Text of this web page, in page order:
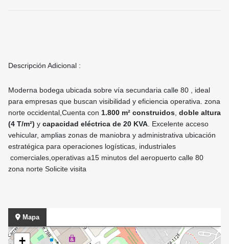
Descripción Adicional :
Moderna bodega ubicada sobre vía secundaria calle 80 , ideal
para empresas que buscan visibilidad y eficiencia operativa. zona
norte occidental,Cuenta con 1.800 m² construidos doble altura
(4 T/m²) y capacidad eléctrica de 20 KVA . Excelente acceso
vehicular, amplias zonas de maniobra y administrativa ubicación
estratégica para operaciones logísticas, industriales
comerciales,operativas a15 minutos del aeropuerto calle 80
zona norte Solicite visita
Mapa
+